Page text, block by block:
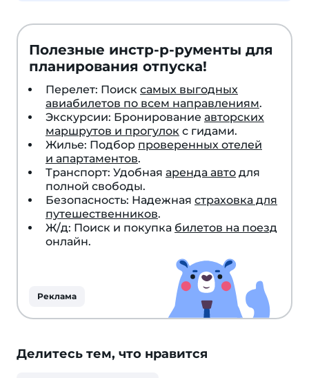
Полезные инстр-р-рументы для
планирования отпуска!
Перелет: Поиск самых выгодных
авиабилетов по всем направлениям.
Экскурсии: Бронирование авторских
маршрутов и прогулок с гидами.
Жилье: Подбор проверенных отелей
и апартаментов.
Транспорт: Удобная аренда авто для
полной свободы.
Безопасность: Надежная страховка для
путешественников.
Ж/д: Поиск и покупка билетов на поезд
онлайн.
Реклама
Делитесь тем, что нравится